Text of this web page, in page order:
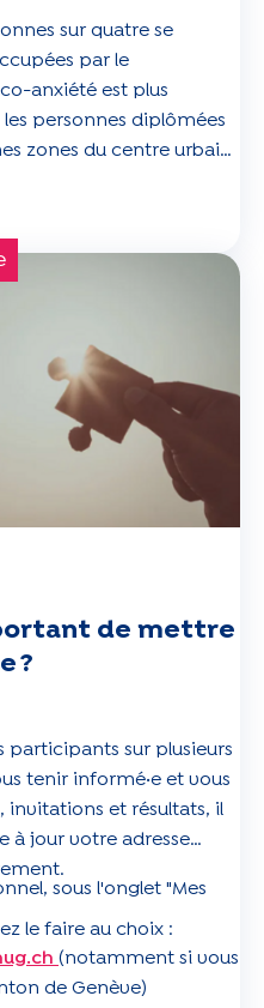
sur quatre se
par le
anxiété est plus
personnes diplômées
zones du centre urbain,
invitent à mieux
santé mentale
de mettre
?
participants sur plusieurs
tenir informé·e et vous
invitations et résultats, il
à jour votre adresse
le faire au choix :
sous l'onglet "Mes
(notamment si vous
de Genève)